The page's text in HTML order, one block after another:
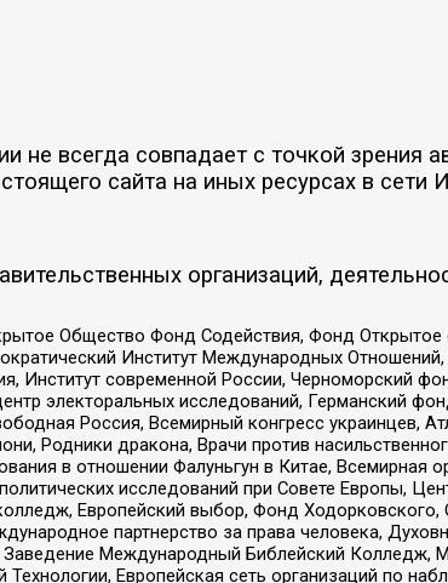
всегда совпадает с точкой зрения
сайта на иных ресурсах в сети
организаций,
Общество Фонд Содействия, Фонд
Институт Международных Отношений,
Институт современной России, Черноморский
электоральных исследований, Германский
Россия, Всемирный конгресс украинцев,
Родники дракона, Врачи против
в отношении Фалуньгун в Китае, Всемирная
исследований при Совете Европы,
Европейский выбор, Фонд
партнерство за права человека,
Международный Библейский Колледж,
Европейская сеть организаций по